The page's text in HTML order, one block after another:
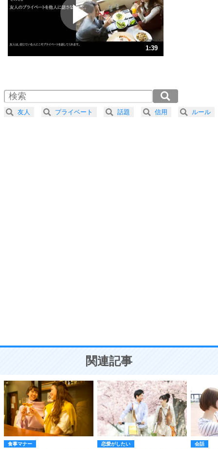
ポジティブになれない原因は、行動しないから。
ポジティブ思考になる30の方法
ストレス対策
人生、なんとかなるもの。
気楽に生きる30の方法
4 器の大きい人は、怒りを優しさで表現する。
ことが大切。
1:39
2.0倍速 （195KB 49秒）
2.5倍速 （156KB 39秒）
3.0倍速 （130KB 33秒）
友人 プライベート 話題 信用 ルール
関連記事
食事マナー 恋愛がしたい 会話